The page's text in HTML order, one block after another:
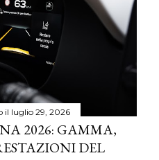
il luglio 29, 2026
2026: GAMMA,
DEL